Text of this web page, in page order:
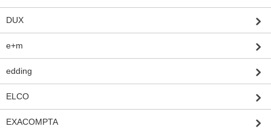
DUX
e+m
edding
ELCO
EXACOMPTA